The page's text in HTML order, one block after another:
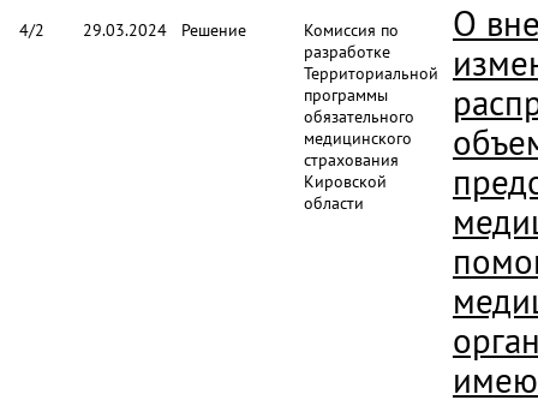
4/2 29.03.2024 Решение
Комиссия по
разработке
Территориальной
программы
обязательного
медицинского
страхования
Кировской
области
О